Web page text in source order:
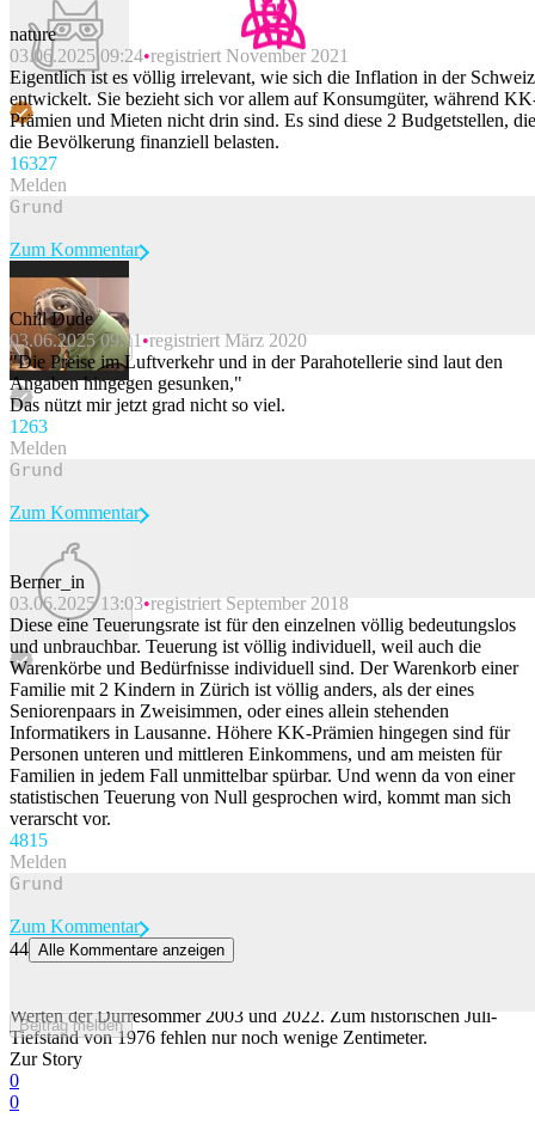
nature
03.06.2025 09:24 registriert November 2021
Eigentlich ist es völlig irrelevant, wie sich die Inflation in der Schweiz
entwickelt. Sie bezieht sich vor allem auf Konsumgüter, während
Prämien und Mieten nicht drin sind. Es sind diese 2 Budgetstellen, die
die Bevölkerung finanziell belasten.
16327
Melden
Beitrag melden
Zum Kommentar
Chill Dude
03.06.2025 09:11 registriert März 2020
"Die Preise im Luftverkehr und in der Parahotellerie sind laut den
Angaben hingegen gesunken,"
Das nützt mir jetzt grad nicht so viel.
1263
Melden
Beitrag melden
Zum Kommentar
Berner_in
03.06.2025 13:03 registriert September 2018
Diese eine Teuerungsrate ist für den einzelnen völlig bedeutungslos
und unbrauchbar. Teuerung ist völlig individuell, weil auch die
Warenkörbe und Bedürfnisse individuell sind. Der Warenkorb einer
Familie mit 2 Kindern in Zürich ist völlig anders, als der eines
Seniorenpaars in Zweisimmen, oder eines allein stehenden
Informatikers in Lausanne. Höhere KK-Prämien hingegen sind für
Personen unteren und mittleren Einkommens, und am meisten für
Familien in jedem Fall unmittelbar spürbar. Und wenn da von einer
statistischen Teuerung von Null gesprochen wird, kommt man sich
verarscht vor.
4815
Melden
Beitrag melden
Zum Kommentar
44 Alle Kommentare anzeigen
Werten der Dürresommer 2003 und 2022. Zum historischen Juli-
Tiefstand von 1976 fehlen nur noch wenige Zentimeter.
Zur Story
0
0